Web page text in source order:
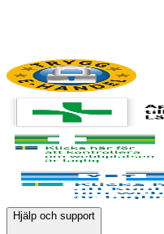
Hjälp och support